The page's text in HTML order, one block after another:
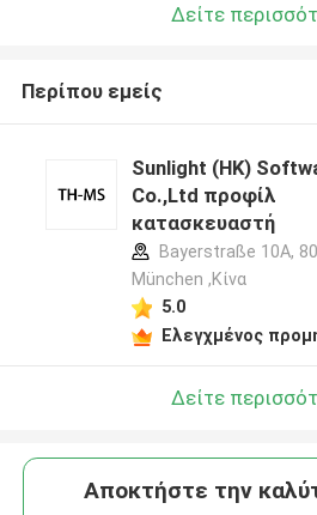
Δείτε
Περίπου εμείς
Sunlight (HK)
Co.,Ltd προφίλ
κατασκευαστή
Bayerstraße 10A,
München ,Κίνα
5.0
Ελεγχμένος
Δείτε
Αποκτήστε την